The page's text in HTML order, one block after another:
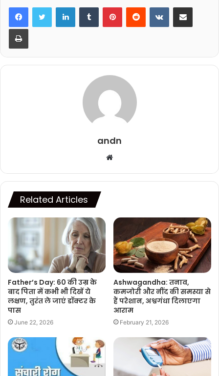
LinkedInTumblr PinterestReddit VKontakteShare via Email
Print
andn
Website
Related Articles
Father’s Day: 60 की उम्र के
बाद पिता में कभी भी दिखें ये
लक्षण, तुरंत ले जाएं डॉक्टर के
पास
June 22, 2026
Ashwagandha: तनाव,
कमजोरी और नींद की समस्या से
हैं परेशान, अश्वगंधा दिलाएगा
आराम
February 21, 2026